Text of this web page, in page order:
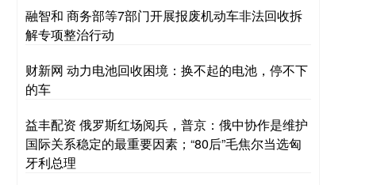
融智和 商务部等7部门开展报废机动车非法回收拆
解专项整治行动
财新网 动力电池回收困境：换不起的电池，停不下
的车
益丰配资 俄罗斯红场阅兵，普京：俄中协作是维护
国际关系稳定的最重要因素；“80后”毛焦尔当选匈
牙利总理